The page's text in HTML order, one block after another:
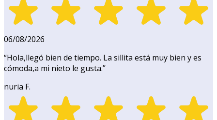
06/08/2026
“Hola,llegó bien de tiempo. La sillita está muy bien y es
cómoda,a mi nieto le gusta.”
nuria F.